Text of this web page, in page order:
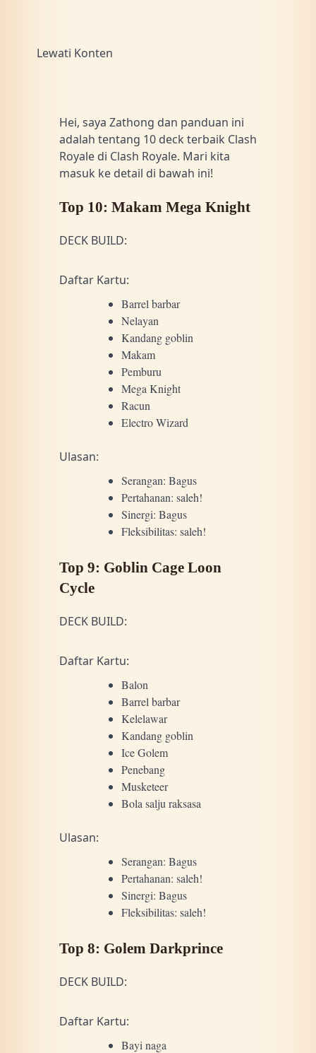
Lewati Konten
Hei, saya Zathong dan panduan ini
adalah tentang 10 deck terbaik Clash
Royale di Clash Royale. Mari kita
masuk ke detail di bawah ini!
Top 10: Makam Mega Knight
DECK BUILD:
Daftar Kartu:
Barrel barbar
Nelayan
Kandang goblin
Makam
Pemburu
Mega Knight
Racun
Electro Wizard
Ulasan:
Serangan: Bagus
Pertahanan: saleh!
Sinergi: Bagus
Fleksibilitas: saleh!
Top 9: Goblin Cage Loon
Cycle
DECK BUILD:
Daftar Kartu:
Balon
Barrel barbar
Kelelawar
Kandang goblin
Ice Golem
Penebang
Musketeer
Bola salju raksasa
Ulasan:
Serangan: Bagus
Pertahanan: saleh!
Sinergi: Bagus
Fleksibilitas: saleh!
Top 8: Golem Darkprince
DECK BUILD:
Daftar Kartu:
Bayi naga